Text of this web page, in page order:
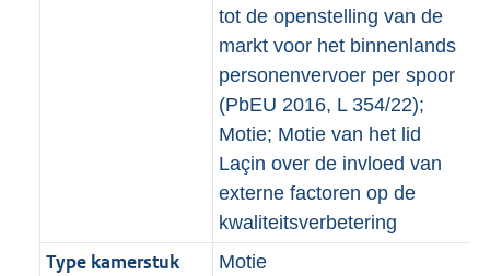
tot de openstelling van de
markt voor het binnenlands
personenvervoer per spoor
(PbEU 2016, L 354/22);
Motie; Motie van het lid
Laçin over de invloed van
externe factoren op de
kwaliteitsverbetering
Type kamerstuk Motie